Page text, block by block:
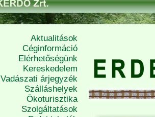
Aktualitások
Céginformáció
Elérhetőségünk
Kereskedelem
Vadászati árjegyzék
Szálláshelyek
Ökoturisztika
Szolgáltatások